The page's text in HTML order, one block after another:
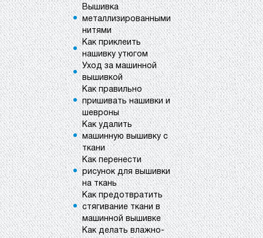
Вышивка
металлизированными
нитями
Как приклеить
нашивку утюгом
Уход за машинной
вышивкой
Как правильно
пришивать нашивки и
шевроны
Как удалить
машинную вышивку с
ткани
Как перенести
рисунок для вышивки
на ткань
Как предотвратить
стягивание ткани в
машинной вышивке
Как делать влажно-